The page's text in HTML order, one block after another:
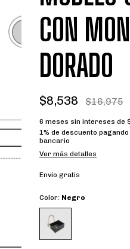
CON
DORADO
$8,538 $16,975
6 meses sin intereses de
1% de descuento
bancario
Ver más detalles
Envío gratis
Color: Negro